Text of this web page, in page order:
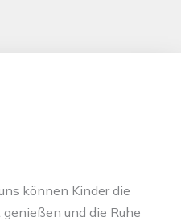
können Kinder die
und die Ruhe